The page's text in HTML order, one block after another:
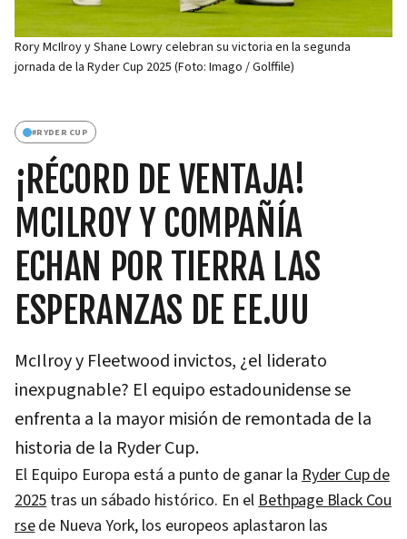
Rory McIlroy y Shane Lowry celebran su victoria en la segunda
jornada de la Ryder Cup 2025 (Foto: Imago / Golffile)
#RYDER CUP
¡RÉCORD DE VENTAJA!
MCILROY Y COMPAÑÍA
ECHAN POR TIERRA LAS
ESPERANZAS DE EE.UU
McIlroy y Fleetwood invictos, ¿el liderato
inexpugnable? El equipo estadounidense se
enfrenta a la mayor misión de remontada de la
historia de la Ryder Cup.
El Equipo Europa está a punto de ganar la Ryder Cup de
2025tras un sábado histórico. En elBethpage Black Cou
rsede Nueva York, los europeos aplastaron las